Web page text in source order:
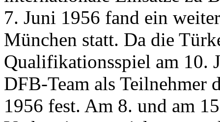
7. Juni 1956 fand ein
München statt. Da die
Qualifikationsspiel am 10.
DFB-Team als Teilnehmer
1956 fest. Am 8. und am